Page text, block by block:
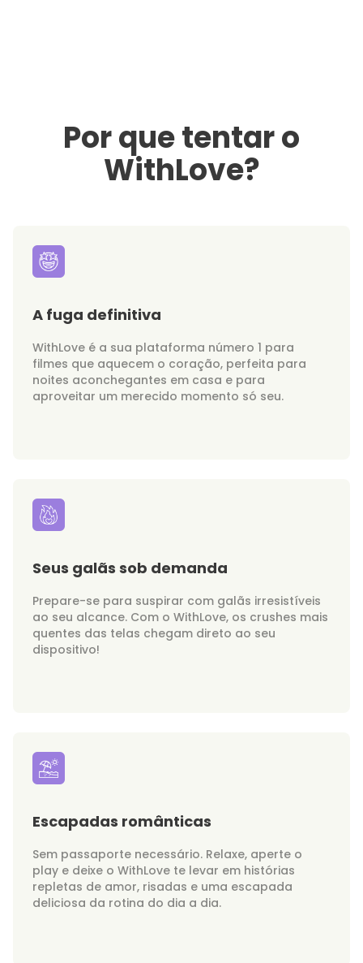
Por que tentar o
WithLove?
A fuga definitiva
WithLove é a sua plataforma número 1 para
filmes que aquecem o coração, perfeita para
noites aconchegantes em casa e para
aproveitar um merecido momento só seu.
Seus galãs sob demanda
Prepare-se para suspirar com galãs irresistíveis
ao seu alcance. Com o WithLove, os crushes mais
quentes das telas chegam direto ao seu
dispositivo!
Escapadas românticas
Sem passaporte necessário. Relaxe, aperte o
play e deixe o WithLove te levar em histórias
repletas de amor, risadas e uma escapada
deliciosa da rotina do dia a dia.